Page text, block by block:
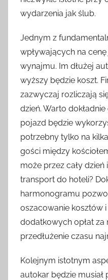
wydarzenia jak ślub.
Jednym z
wpływających na
wynajmu. Im dłużej
wyższy będzie koszt.
zazwyczaj rozliczają
dzień. Warto
pojazd będzie
potrzebny tylko na
gości między
może przez cały
transport do hoteli?
harmonogramu
oszacowanie kosztów
dodatkowych opłat za
przedłużenie czasu
Kolejnym istotnym
autokar będzie musiał